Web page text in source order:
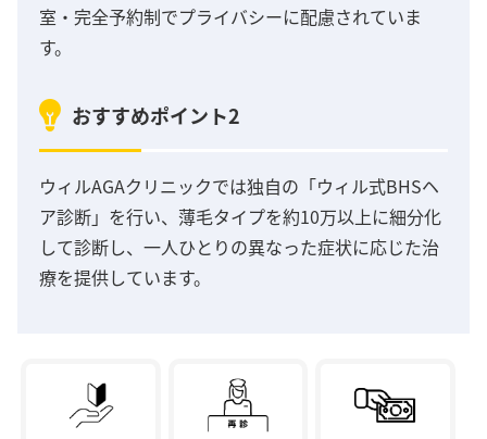
室・完全予約制でプライバシーに配慮されていま
す。
おすすめポイント2
ウィルAGAクリニックでは独自の「ウィル式BHSヘ
ア診断」を行い、薄毛タイプを約10万以上に細分化
して診断し、一人ひとりの異なった症状に応じた治
療を提供しています。